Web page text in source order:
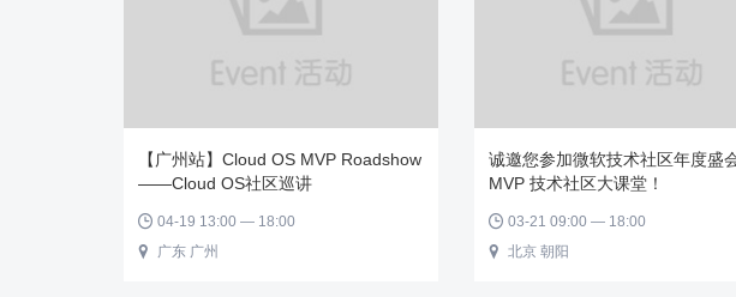
【广州站】Cloud OS MVP Roadshow
——Cloud OS社区巡讲
 04-19 13:00 — 18:00
 广东 广州
诚邀您参加微软技术社区年度盛
MVP 技术社区大课堂！
 03-21 09:00 — 18:00
 北京 朝阳